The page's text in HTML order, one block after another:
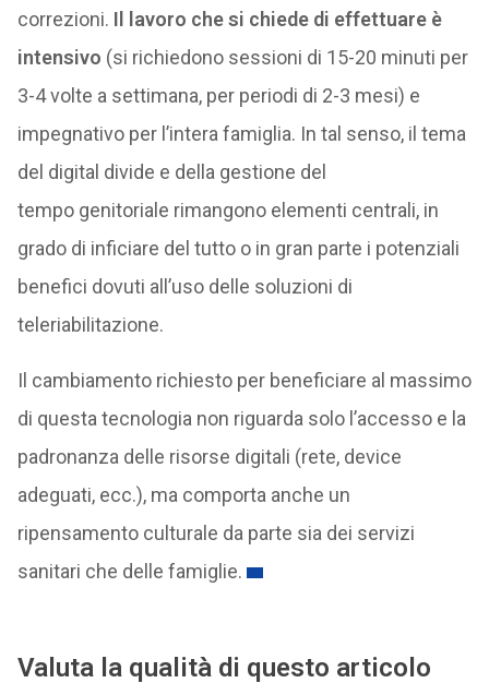
correzioni. Il lavoro che si chiede di effettuare è
intensivo (si richiedono sessioni di 15-20 minuti per
3-4 volte a settimana, per periodi di 2-3 mesi) e
impegnativo per l’intera famiglia. In tal senso, il tema
del digital divide e della gestione del
tempo genitoriale rimangono elementi centrali, in
grado di inficiare del tutto o in gran parte i potenziali
benefici dovuti all’uso delle soluzioni di
teleriabilitazione.
Il cambiamento richiesto per beneficiare al massimo
di questa tecnologia non riguarda solo l’accesso e la
padronanza delle risorse digitali (rete, device
adeguati, ecc.), ma comporta anche un
ripensamento culturale da parte sia dei servizi
sanitari che delle famiglie.
Valuta la qualità di questo articolo